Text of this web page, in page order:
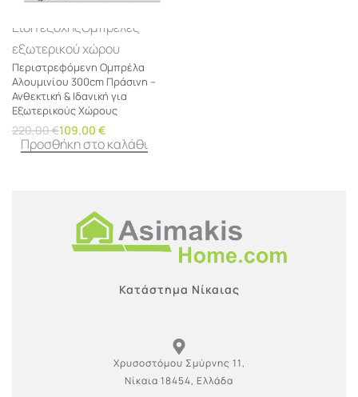
Είδη εξοχήςΟμπρέλες
εξωτερικού χώρου
Περιστρεφόμενη Ομπρέλα
Αλουμινίου 300cm Πράσινη –
Ανθεκτική & Ιδανική για
Εξωτερικούς Χώρους
220,00€109,00 €
Προσθήκη στο καλάθι
Κατάστημα Νίκαιας
Χρυσοστόμου Σμύρνης 11,
Νίκαια 18454, Ελλάδα